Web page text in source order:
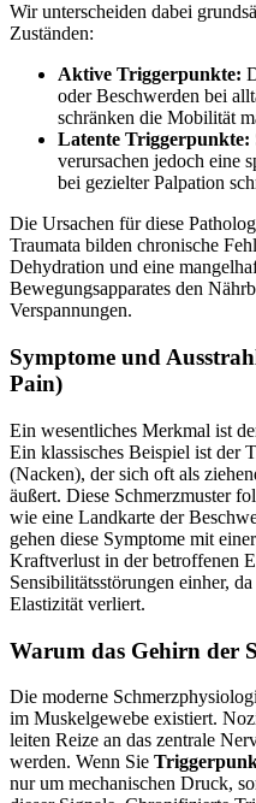
Wir unterscheiden dabei
Zuständen:
Aktive Triggerpunkte:
oder Beschwerden bei
schränken die Mobilität
Latente Triggerpunkte:
verursachen jedoch eine
bei gezielter Palpation
Die Ursachen für diese
Traumata bilden chronische
Dehydration und eine
Bewegungsapparates den
Verspannungen.
Symptome und
Pain)
Ein wesentliches Merkmal ist
Ein klassisches Beispiel ist der
(Nacken), der sich oft als
äußert. Diese Schmerzmuster
wie eine Landkarte der
gehen diese Symptome mit
Kraftverlust in der betroffenen
Sensibilitätsstörungen einher,
Elastizität verliert.
Warum das Gehirn der
Die moderne
im Muskelgewebe existiert.
leiten Reize an das zentrale
werden. Wenn Sie
nur um mechanischen Druck,